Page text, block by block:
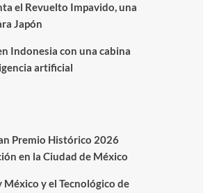
el Revuelto Impavido, una
Japón
Indonesia con una cabina
artificial
Premio Histórico 2026
en la Ciudad de México
México y el Tecnológico de